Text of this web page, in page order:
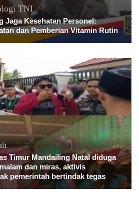
TNI
Jaga Kesehatan Personel:
dan Pemberian Vitamin Rutin
Timur Mandailing Natal diduga
dan miras, aktivis
pemerintah bertindak tegas